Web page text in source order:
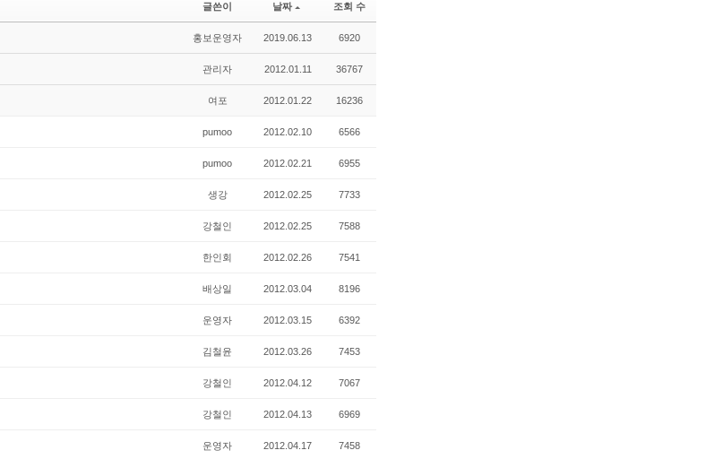
글쓴이 날짜 조회 수
홍보운영자 2019.06.13 6920
관리자 2012.01.11 36767
여포 2012.01.22 16236
pumoo 2012.02.10 6566
pumoo 2012.02.21 6955
생강 2012.02.25 7733
강철인 2012.02.25 7588
한인회 2012.02.26 7541
배상일 2012.03.04 8196
운영자 2012.03.15 6392
김철윤 2012.03.26 7453
강철인 2012.04.12 7067
강철인 2012.04.13 6969
운영자 2012.04.17 7458